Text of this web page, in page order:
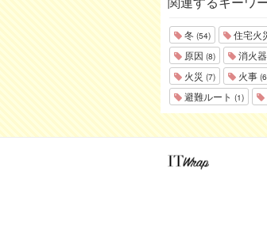
冬 (54) 住宅火
原因 (8) 消火器
火災 (7) 火事
避難ルート (1)